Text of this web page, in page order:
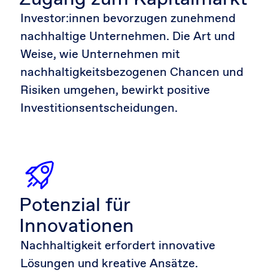
Investor:innen bevorzugen zunehmend
nachhaltige Unternehmen. Die Art und
Weise, wie Unternehmen mit
nachhaltigkeitsbezogenen Chancen und
Risiken umgehen, bewirkt positive
Investitionsentscheidungen.
Potenzial für
Innovationen
Nachhaltigkeit erfordert innovative
Lösungen und kreative Ansätze.